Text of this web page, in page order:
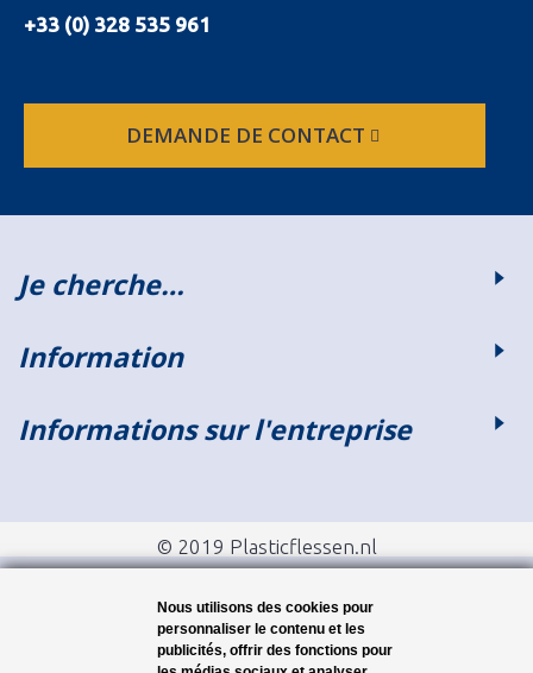
+33 (0) 328 535 961
DEMANDE DE CONTACT
Je cherche…
Information
Informations sur l'entreprise
© 2019 Plasticflessen.nl
Nous utilisons des cookies pour
personnaliser le contenu et les
publicités, offrir des fonctions pour